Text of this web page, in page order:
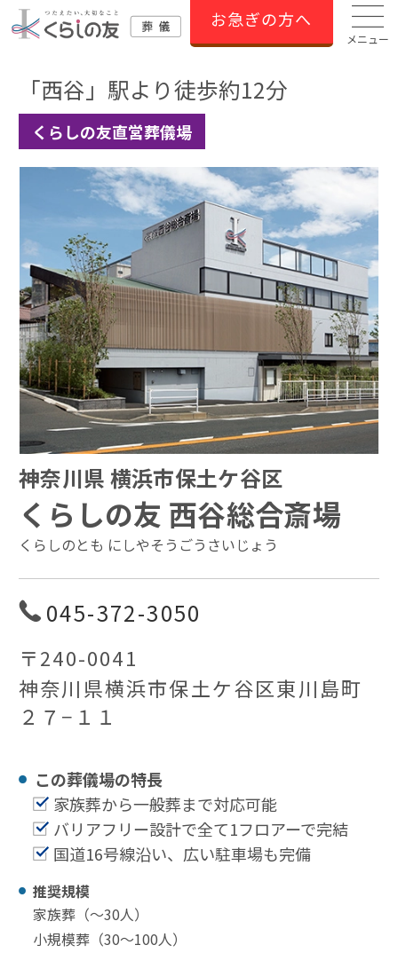
お急ぎの方へ
メニュー
「西谷」駅より徒歩約12分
くらしの友直営葬儀場
神奈川県 横浜市保土ケ谷区
くらしの友 西谷総合斎場
くらしのとも にしやそうごうさいじょう
045-372-3050
〒240-0041
神奈川県横浜市保土ケ谷区東川島町
２７−１１
この葬儀場の特⻑
家族葬から一般葬まで対応可能
バリアフリー設計で全て1フロアーで完結
国道16号線沿い、広い駐車場も完備
推奨規模
家族葬（〜30⼈）
小規模葬（30〜100⼈）